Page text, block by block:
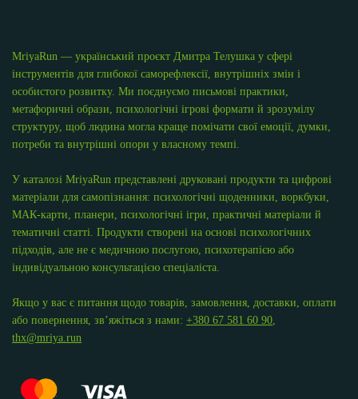
MriyaRun — український проєкт Дмитра Телушка у сфері
інструментів для глибокої саморефлексії, внутрішніх змін і
особистого розвитку. Ми поєднуємо письмові практики,
метафоричні образи, психологічні ігрові формати й зрозумілу
структуру, щоб людина могла краще помічати свої емоції, думки,
потреби та внутрішні опори у власному темпі.
У каталозі MriyaRun представлені друковані продукти та цифрові
матеріали для самопізнання: психологічні щоденники, воркбуки,
МАК-карти, планери, психологічні ігри, практичні матеріали й
тематичні статті. Продукти створені на основі психологічних
підходів, але не є медичною послугою, психотерапією або
індивідуальною консультацією спеціаліста.
Якщо у вас є питання щодо товарів, замовлення, доставки, оплати
або повернення, зв’яжіться з нами: +380 67 581 60 90,
thx@mriya.run